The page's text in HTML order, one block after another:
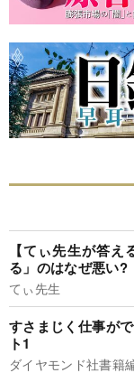
【てぃ先生が答
る」のはなぜ悪い?
てぃ先生
すさまじく仕事が
ト1
ダイヤモンド社書籍